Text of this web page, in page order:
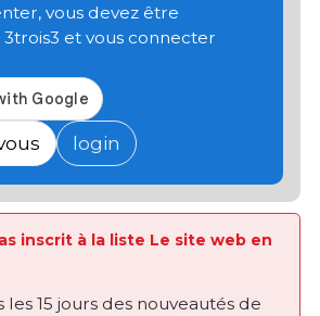
vous devez être
et vous connecter
login
inscrit à la liste Le site web en
15 jours des nouveautés de